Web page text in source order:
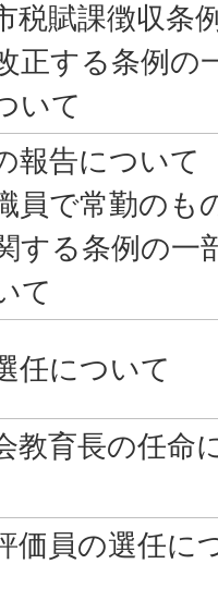
税賦課徴収条
正する条例の
いて
報告について
員で常勤のも
する条例の一
て
任について
教育長の任命
価員の選任に